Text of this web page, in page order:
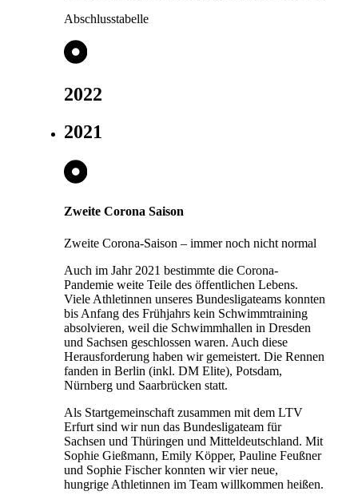
Abschlusstabelle
2022
2021
Zweite Corona Saison
Zweite Corona-Saison – immer noch nicht normal
Auch im Jahr 2021 bestimmte die Corona-
Pandemie weite Teile des öffentlichen Lebens.
Viele Athletinnen unseres Bundesligateams konnten
bis Anfang des Frühjahrs kein Schwimmtraining
absolvieren, weil die Schwimmhallen in Dresden
und Sachsen geschlossen waren. Auch diese
Herausforderung haben wir gemeistert. Die Rennen
fanden in Berlin (inkl. DM Elite), Potsdam,
Nürnberg und Saarbrücken statt.
Als Startgemeinschaft zusammen mit dem LTV
Erfurt sind wir nun das Bundesligateam für
Sachsen und Thüringen und Mitteldeutschland. Mit
Sophie Gießmann, Emily Köpper, Pauline Feußner
und Sophie Fischer konnten wir vier neue,
hungrige Athletinnen im Team willkommen heißen.